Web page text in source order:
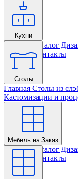
Кухни
Главная Каталог
Проекта Контакты
Столы
Главная Столы из
Кастомизации и
Мебель на Заказ
Главная Каталог
Проекта
Контакты